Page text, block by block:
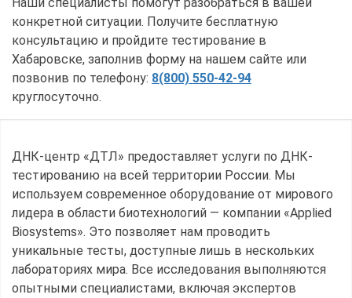
конкретной ситуации. Получите бесплатную
консультацию и пройдите тестирование в
Хабаровске, заполнив форму на нашем сайте или
позвонив по телефону: 8(800) 550-42-94
круглосуточно.
ДНК-центр «ДТЛ» предоставляет услуги по ДНК-
тестированию на всей территории России. Мы
используем современное оборудование от мирового
лидера в области биотехнологий — компании «Applied
Biosystems». Это позволяет нам проводить
уникальные тесты, доступные лишь в нескольких
лабораториях мира. Все исследования выполняются
опытными специалистами, включая экспертов